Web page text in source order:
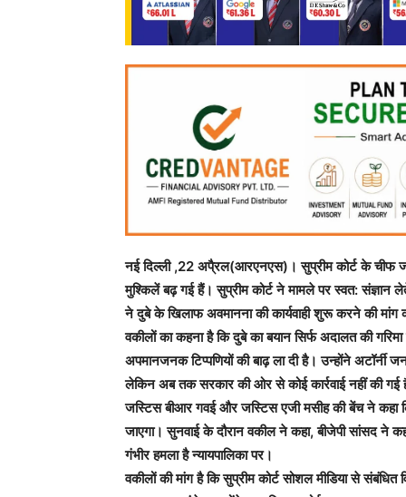
नई दिल्ली ,22 अपै्रल(आरएनएस)। सुप्रीम कोर्ट के चीफ
मुश्किलें बढ़ गई हैं। सुप्रीम कोर्ट ने मामले पर स्वत:
ने दुबे के खिलाफ अवमानना की कार्यवाही शुरू करने की मांग
वकीलों का कहना है कि दुबे का बयान सिर्फ अदालत की
अपमानजनक टिप्पणियों की बाढ़ ला दी है। उन्होंने
लेकिन अब तक सरकार की ओर से कोई कार्रवाई नहीं की गई
जस्टिस बीआर गवई और जस्टिस एजी मसीह की बेंच ने कहा
जाएगा। सुनवाई के दौरान वकील ने कहा, बीजेपी सांसद ने
गंभीर हमला है न्यायपालिका पर।
वकीलों की मांग है कि सुप्रीम कोर्ट सोशल मीडिया से